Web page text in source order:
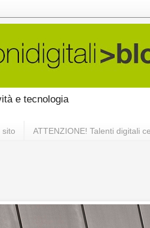
e tecnologia
sito ATTENZIONE! Talenti digitali